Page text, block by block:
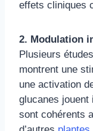
effets cliniques
2. Modulation
Plusieurs
montrent une
une activation
glucanes
sont cohérents